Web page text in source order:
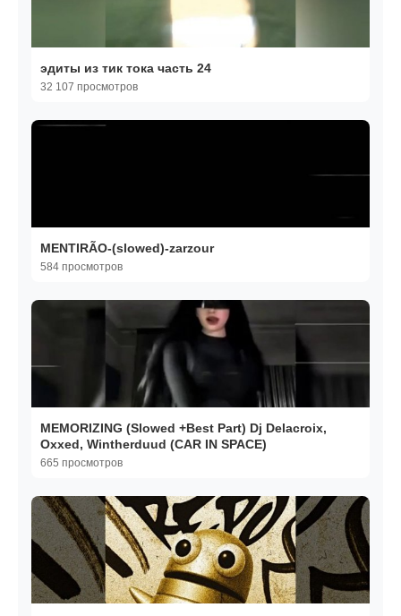
эдиты из тик тока часть 24
32 107 просмотров
MENTIRÃO-(slowed)-zarzour
584 просмотров
MEMORIZING (Slowed +Best Part) Dj Delacroix,
Oxxed, Wintherduud (CAR IN SPACE)
665 просмотров